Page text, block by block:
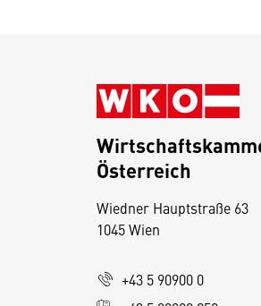
Österreich
Wiedner Hauptstraße 63
1045 Wien
+43 5 90900 0